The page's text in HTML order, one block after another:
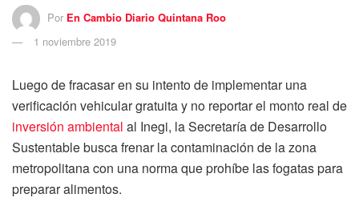
Por En Cambio Diario Quintana Roo
1 noviembre 2019
Luego de fracasar en su intento de implementar una
verificación vehicular gratuita y no reportar el monto real de
inversión ambiental al Inegi, la Secretaría de Desarrollo
Sustentable busca frenar la contaminación de la zona
metropolitana con una norma que prohíbe las fogatas para
preparar alimentos.